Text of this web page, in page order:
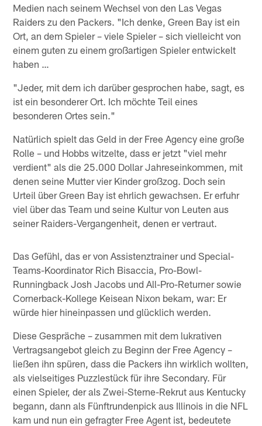
Medien nach seinem Wechsel von den Las Vegas
Raiders zu den Packers. "Ich denke, Green Bay ist ein
Ort, an dem Spieler – viele Spieler – sich vielleicht von
einem guten zu einem großartigen Spieler entwickelt
haben …
"Jeder, mit dem ich darüber gesprochen habe, sagt, es
ist ein besonderer Ort. Ich möchte Teil eines
besonderen Ortes sein."
Natürlich spielt das Geld in der Free Agency eine große
Rolle – und Hobbs witzelte, dass er jetzt "viel mehr
verdient" als die 25.000 Dollar Jahreseinkommen, mit
denen seine Mutter vier Kinder großzog. Doch sein
Urteil über Green Bay ist ehrlich gewachsen. Er erfuhr
viel über das Team und seine Kultur von Leuten aus
seiner Raiders-Vergangenheit, denen er vertraut.
Das Gefühl, das er von Assistenztrainer und Special-
Teams-Koordinator Rich Bisaccia, Pro-Bowl-
Runningback Josh Jacobs und All-Pro-Returner sowie
Cornerback-Kollege Keisean Nixon bekam, war: Er
würde hier hineinpassen und glücklich werden.
Diese Gespräche – zusammen mit dem lukrativen
Vertragsangebot gleich zu Beginn der Free Agency –
ließen ihn spüren, dass die Packers ihn wirklich wollten,
als vielseitiges Puzzlestück für ihre Secondary. Für
einen Spieler, der als Zwei-Sterne-Rekrut aus Kentucky
begann, dann als Fünftrundenpick aus Illinois in die NFL
kam und nun ein gefragter Free Agent ist, bedeutete